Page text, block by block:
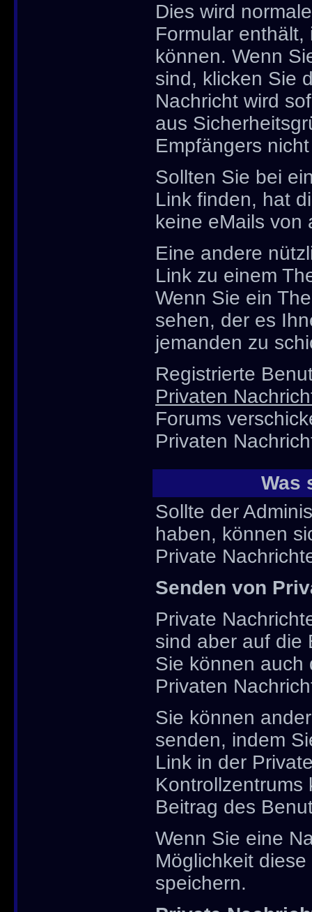
Dies wird
Formular
können. Wenn
sind, klicken Sie
Nachricht wird
aus
Empfängers
Sollten Sie bei
Link finden, hat
keine eMails von
Eine andere
Link zu einem
Wenn Sie ein
sehen, der es
jemanden zu
Registrierte
Privaten
Forums
Privaten
Was
Sollte der
haben, können
Private
Senden von
Private
sind aber auf die
Sie können auch
Privaten
Sie können
senden, indem
Link in der
Kontrollzentrums
Beitrag des
Wenn Sie eine
Möglichkeit
speichern.